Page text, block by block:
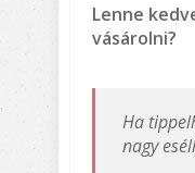
Lenne
vásárolni?
Ha
nagy